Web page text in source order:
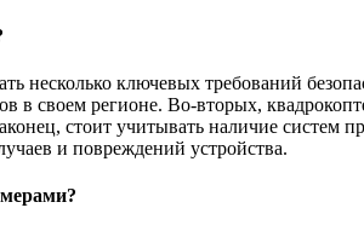
несколько ключевых требований
в своем регионе. Во-вторых,
стоит учитывать наличие систем
и повреждений устройства.